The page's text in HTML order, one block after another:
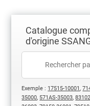
Catalogue
d'origine
Exemple : 17515-10001,
35000, 571AS-35003,